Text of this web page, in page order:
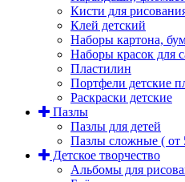
Кисти для
Клей детский
Наборы картона,
Наборы красок для
Пластилин
Портфели детские
Раскраски детские
Пазлы
Пазлы для детей
Пазлы сложные ( от
Детское творчество
Альбомы для